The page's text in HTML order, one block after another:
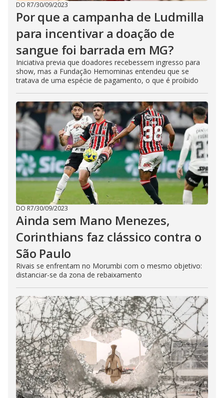
DO R7/30/09/2023
Por que a campanha de Ludmilla
para incentivar a doação de
sangue foi barrada em MG?
Iniciativa previa que doadores recebessem ingresso para
show, mas a Fundação Hemominas entendeu que se
tratava de uma espécie de pagamento, o que é proibido
DO R7/30/09/2023
Ainda sem Mano Menezes,
Corinthians faz clássico contra o
São Paulo
Rivais se enfrentam no Morumbi com o mesmo objetivo:
distanciar-se da zona de rebaixamento